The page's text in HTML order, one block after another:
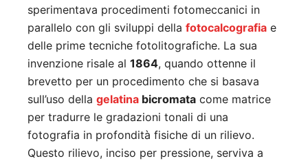
sperimentava procedimenti fotomeccanici in
parallelo con gli sviluppi della fotocalcografia e
delle prime tecniche fotolitografiche. La sua
invenzione risale al 1864, quando ottenne il
brevetto per un procedimento che si basava
sull’uso della gelatina bicromata come matrice
per tradurre le gradazioni tonali di una
fotografia in profondità fisiche di un rilievo.
Questo rilievo, inciso per pressione, serviva a